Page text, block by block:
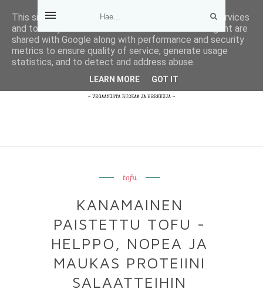
tofu
KANAMAINEN
PAISTETTU TOFU -
HELPPO, NOPEA JA
MAUKAS PROTEIINI
SALAATTEIHIN
This site uses cookies from Google to deliver its services
and to analyze traffic. Your IP address and user-agent are
shared with Google along with performance and security
metrics to ensure quality of service, generate usage
statistics, and to detect and address abuse.
LEARN MORE GOT IT